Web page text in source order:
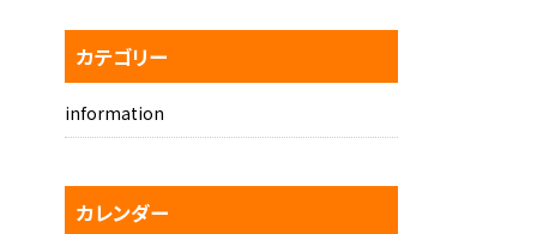
カテゴリー
information
カレンダー